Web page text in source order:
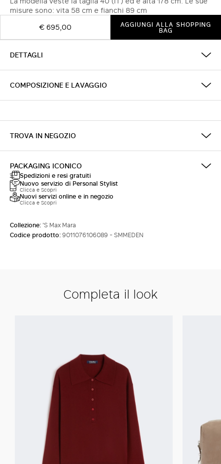
misure sono: vita 58 cm e fianchi 89 cm
€ 695,00
AGGIUNGI ALLA SHOPPING
BAG
DETTAGLI
COMPOSIZIONE E LAVAGGIO
TROVA IN NEGOZIO
PACKAGING ICONICO
Spedizioni e resi gratuiti
Nuovo servizio di Personal Stylist
Clicca e Scopri
Nuovi servizi online e in negozio
Clicca e Scopri
Collezione: 'S Max Mara
Codice prodotto:9011076106089 - SMMEDEN
Completa il look